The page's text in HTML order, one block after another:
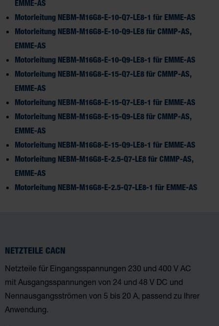
EMME-AS
Motorleitung NEBM-M16G8-E-10-Q7-LE8-1 für EMME-AS
Motorleitung NEBM-M16G8-E-10-Q9-LE8 für CMMP-AS,
EMME-AS
Motorleitung NEBM-M16G8-E-10-Q9-LE8-1 für EMME-AS
Motorleitung NEBM-M16G8-E-15-Q7-LE8 für CMMP-AS,
EMME-AS
Motorleitung NEBM-M16G8-E-15-Q7-LE8-1 für EMME-AS
Motorleitung NEBM-M16G8-E-15-Q9-LE8 für CMMP-AS,
EMME-AS
Motorleitung NEBM-M16G8-E-15-Q9-LE8-1 für EMME-AS
Motorleitung NEBM-M16G8-E-2.5-Q7-LE8 für CMMP-AS,
EMME-AS
Motorleitung NEBM-M16G8-E-2.5-Q7-LE8-1 für EMME-AS
NETZTEILE CACN
Netzteile für Eingangsspannungen 230 und 400 V AC
mit Ausgangsspannungen von 24 und 48 V DC und
Nennausgangsströmen von 5 bis 20 A, passend zu Ihrer
Anwendung.